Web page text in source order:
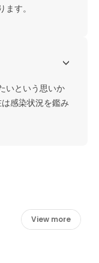
す。
いという思いか
感染状況を鑑み
View more